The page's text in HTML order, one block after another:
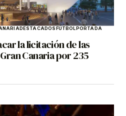
DESTACADOSFÚTBOLPORTADA
la licitación de las
Canaria por 235